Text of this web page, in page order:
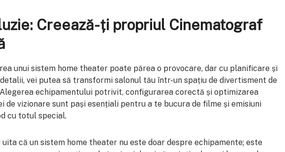
Creează-ți propriul Cinematograf
unui sistem home theater poate părea o provocare, dar cu planificare și
vei putea să transformi salonul tău într-un spațiu de divertisment de
echipamentului potrivit, configurarea corectă și optimizarea
de vizionare sunt pași esențiali pentru a te bucura de filme și emisiuni
cu totul special.
uita că un sistem home theater nu este doar despre echipamente; este